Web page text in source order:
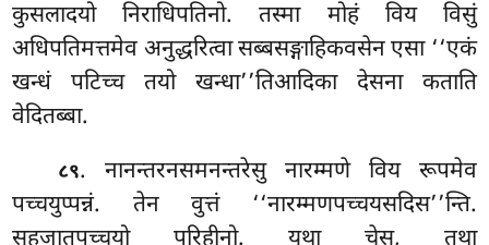
कुसलादयो निराधिपतिनो. तस्मा मोहं विय विसुं
अधिपतिमत्तमेव अनुद्धरित्वा सब्बसङ्गाहिकवसेन एसा ‘‘एकं
खन्धं पटिच्च तयो खन्धा’’तिआदिका देसना कताति
वेदितब्बा.
८९. नानन्तरनसमनन्तरेसु नारम्मणे विय रूपमेव
पच्चयुप्पन्नं. तेन वुत्तं ‘‘नारम्मणपच्चयसदिस’’न्ति.